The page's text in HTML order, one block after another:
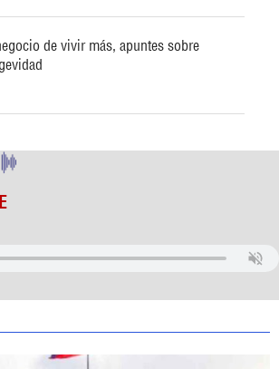
de vivir más, apuntes sobre